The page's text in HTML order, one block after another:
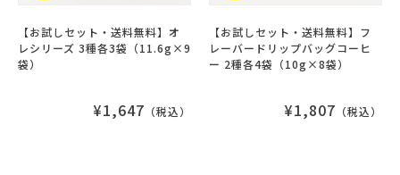
【お試しセット・送料無料】オ
レシリーズ 3種各3袋（11.6g×9
袋）
¥1,647 （税込）
【お試しセット・送料無料】フ
レーバードリップバッグコーヒ
ー 2種各4袋（10g×8袋）
¥1,807 （税込）